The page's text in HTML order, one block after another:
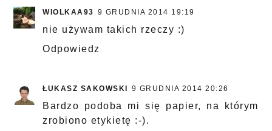
WIOLKAA93 9 GRUDNIA 2014 19:19
nie używam takich rzeczy :)
Odpowiedz
ŁUKASZ SAKOWSKI 9 GRUDNIA 2014 20:26
Bardzo podoba mi się papier, na którym
zrobiono etykietę :-).